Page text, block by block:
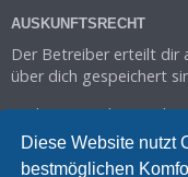
Diese Website nutzt
bestmöglichen
AUSKUNFTSRECHT
Der Betreiber erteilt dir
über dich gespeichert
Du kannst jederzeit die
verlangen. Kontaktiere